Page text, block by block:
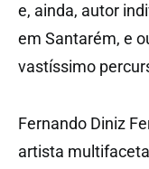
e, ainda, autor
em Santarém, e
vastíssimo
Fernando Diniz
artista